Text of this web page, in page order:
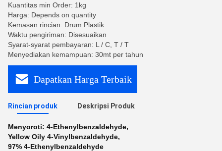
Kuantitas min Order: 1kg
Harga: Depends on quantity
Kemasan rincian: Drum Plastik
Waktu pengiriman: Disesuaikan
Syarat-syarat pembayaran: L / C, T / T
Menyediakan kemampuan: 30mt per tahun
Dapatkan Harga Terbaik
Rincian produk Deskripsi Produk
Menyoroti: 4-Ethenylbenzaldehyde,
Yellow Oily 4-Vinylbenzaldehyde,
97% 4-Ethenylbenzaldehyde